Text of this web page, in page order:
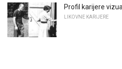
Profil karijere
LIKOVNE KARIJERE